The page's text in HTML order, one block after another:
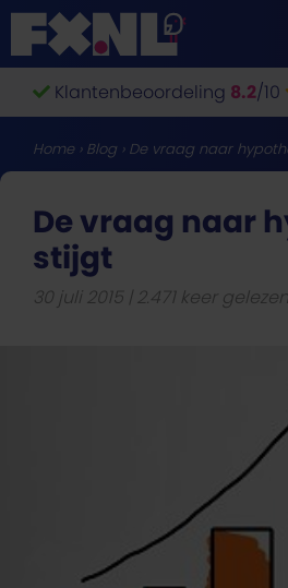
Ga
naar
de
inhoudKlantenbeoordeling 8.2/10
Home› Blog › De vraag naar
De vraag naar
stijgt
30 juli 2015 2.471 keer gelezen